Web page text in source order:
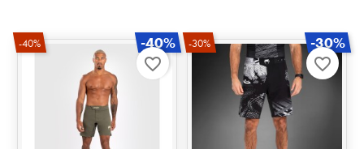
-40% -40%
favorite_border
-30% -30%
favorite_border